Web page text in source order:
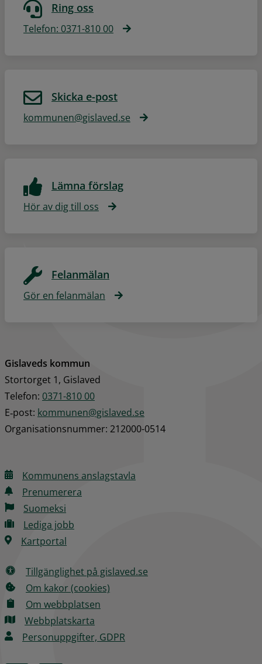
Ring oss
Telefon: 0371-810 00
Skicka e-post
kommunen@gislaved.se
Lämna förslag
Hör av dig till oss
Felanmälan
Gör en felanmälan
Gislaveds kommun
Stortorget 1, Gislaved
Telefon: 0371-810 00
E‑post: kommunen@gislaved.se
Organisationsnummer: 212000-0514
Kommunens anslagstavla
Prenumerera
Suomeksi
Lediga jobb
Kartportal
Tillgänglighet på gislaved.se
Om kakor (cookies)
Om webbplatsen
Webbplatskarta
Personuppgifter, GDPR